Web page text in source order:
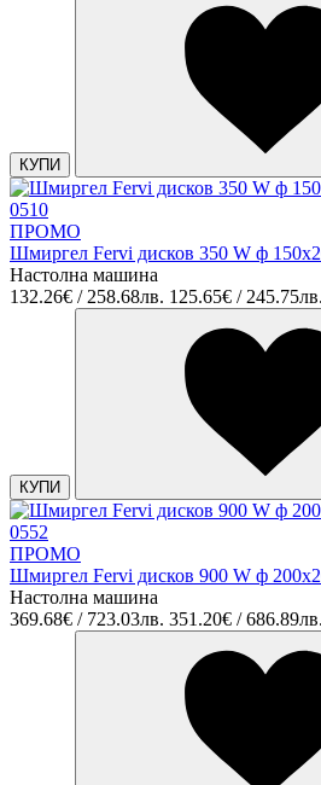
КУПИ
ПРОМО
Шмиргел Fervi дисков 350 W ф
Настолна машина
132.26€ / 258.68лв. 125.65€ / 245.75лв.
КУПИ
ПРОМО
Шмиргел Fervi дисков 900 W ф
Настолна машина
369.68€ / 723.03лв. 351.20€ / 686.89лв.